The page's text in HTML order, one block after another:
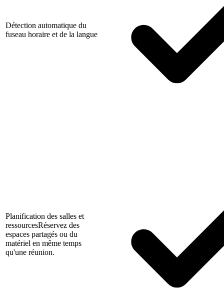
Détection automatique du
fuseau horaire et de la langue
Planification des salles et
ressourcesRéservez des
espaces partagés ou du
matériel en même temps
qu'une réunion.